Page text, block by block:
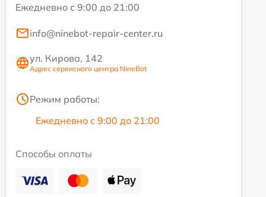
Ежедневно с 9:00 до 21:00
info@ninebot-repair-center.ru
ул. Кирова, 142
Адрес сервисного центра NineBot
Режим работы:
Ежедневно с 9:00 до 21:00
Способы оплаты